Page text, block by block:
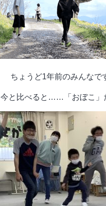
ちょうど1年前のみんなで
今と比べると……「おぼこ」